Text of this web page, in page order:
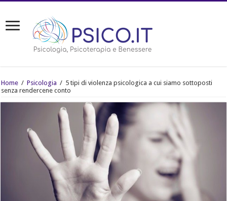
Home / Psicologia / 5 tipi di violenza psicologica a cui siamo sottoposti
senza rendercene conto